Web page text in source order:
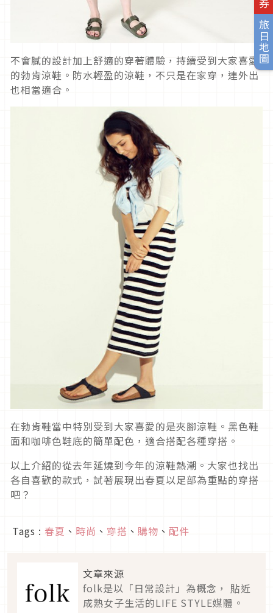
旅日地圖
不會膩的設計加上舒適的穿著體驗，持續受到大家喜愛
的勃肯涼鞋。防水輕盈的涼鞋，不只是在家穿，連外出
也相當適合。
在勃肯鞋當中特別受到大家喜愛的是夾腳涼鞋。黑色鞋
面和咖啡色鞋底的簡單配色，適合搭配各種穿搭。
以上介紹的從去年延燒到今年的涼鞋熱潮。大家也找出
各自喜歡的款式，試著展現出春夏以足部為重點的穿搭
吧？
Tags : 春夏 、 時尚 、 穿搭 、 購物 、 配件
文章來源
folk是以「日常設計」為概念， 貼近
成熟女子生活的LIFE STYLE媒體。